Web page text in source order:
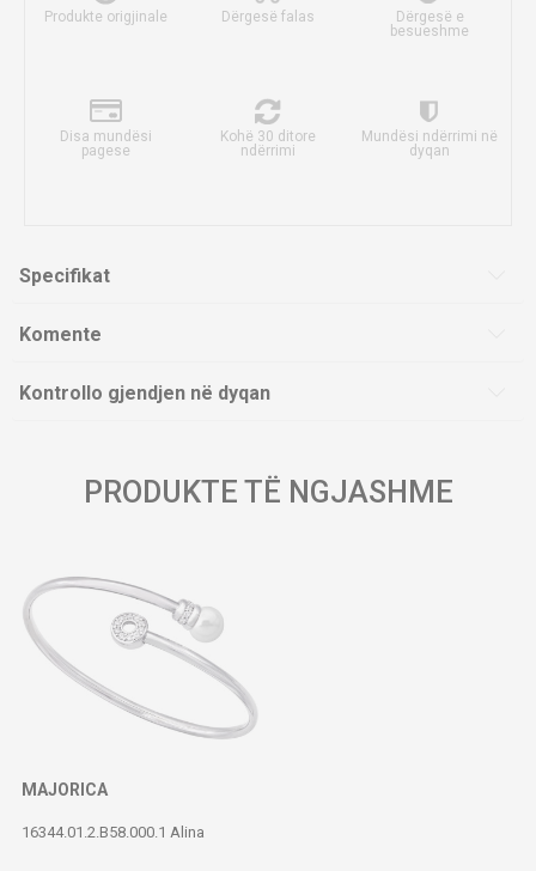
Produkte origjinale Dërgesë falas
Dërgesë e
besueshme
Disa mundësi
pagese
Kohë 30 ditore
ndërrimi
Mundësi ndërrimi në
dyqan
Specifikat
Komente
Kontrollo gjendjen në dyqan
PRODUKTE TË NGJASHME
MAJORICA
16344.01.2.B58.000.1 Alina